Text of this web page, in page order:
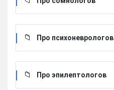
Про психоневрологов
Про эпилептологов